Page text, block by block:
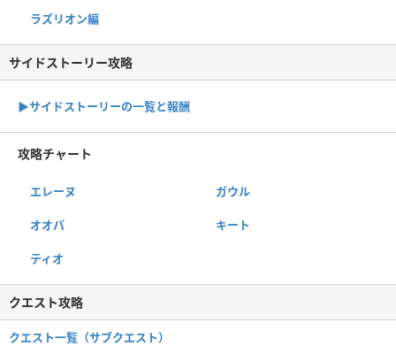
ラズリオン編
サイドストーリー攻略
▶サイドストーリーの一覧と報酬
攻略チャート
エレーヌ ガウル
オオパ キート
ティオ
クエスト攻略
クエスト一覧（サブクエスト）